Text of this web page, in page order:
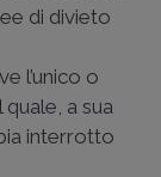
di divieto
l’unico o
a sua
interrotto